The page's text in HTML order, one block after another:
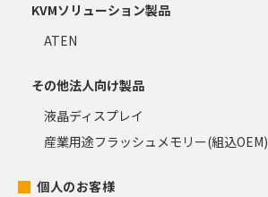
KVMソリューション製品
ATEN
その他法人向け製品
液晶ディスプレイ
産業用途フラッシュメモリー(組込OEM)
個人のお客様